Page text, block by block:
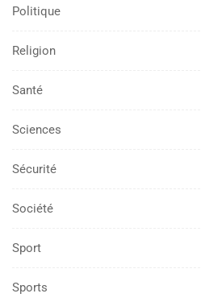
Politique
Religion
Santé
Sciences
Sécurité
Société
Sport
Sports